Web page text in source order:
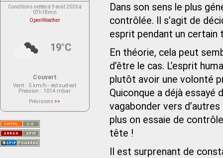
Dans son sens le plus
contrôlée. Il s’agit de
esprit pendant un certain
En théorie, cela peut
d’être le cas. L’esprit
plutôt avoir une volonté
Quiconque a déjà
vagabonder vers
plus on essaie de
tête !
Il est surprenant de
Conditions météo à 9 août 2026 à
07h18min
OpenWeather
19°C
Couvert
Vent : 5 km/h - est sud-est
Pression : 1014 mbar
Prévisions >>
actuellement aucune prévision
Saint-Nom.
Veuillez consulter le message du
service ci-dessous.
(401 - Invalid API key. Please see
https://openweathermap.org/faq#error401